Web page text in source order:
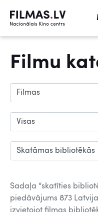
Filmu
Sadaļa “skatīties
piedāvājums 873